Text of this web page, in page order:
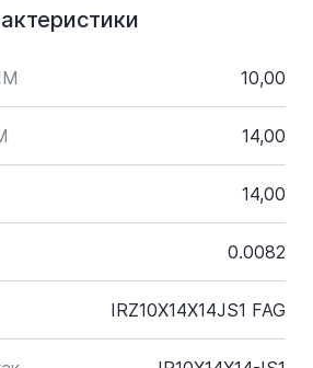
10,00
14,00
14,00
0.0082
IRZ10X14X14JS1 FAG